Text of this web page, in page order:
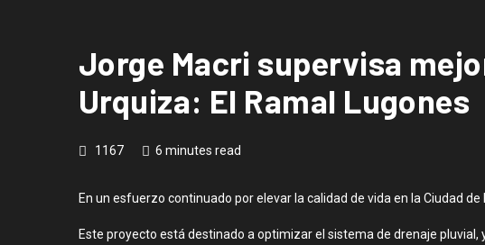
Jorge Macri supervisa
Urquiza: El Ramal Lugones
1167 6 minutes read
En un esfuerzo continuado por elevar la calidad de vida en la Ciudad
Este proyecto está destinado a optimizar el sistema de drenaje